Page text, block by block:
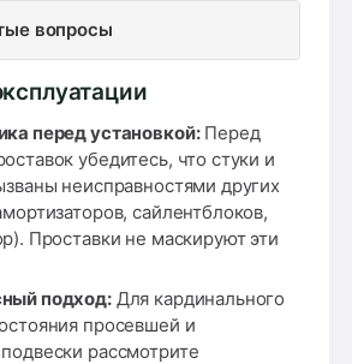
вопросы
перед установкой:Перед
убедитесь, что стуки и
неисправностями других
сайлентблоков,
Проставки не маскируют эти
подход:Для кардинального
просевшей и
рассмотрите